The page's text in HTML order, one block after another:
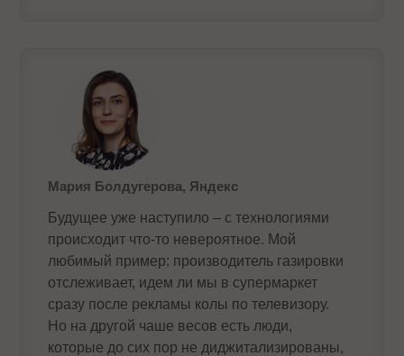
Мария Болдугерова, Яндекс
Будущее уже наступило – с технологиями
происходит что-то невероятное. Мой
любимый пример: производитель газировки
отслеживает, идем ли мы в супермаркет
сразу после рекламы колы по телевизору.
Но на другой чаше весов есть люди,
которые до сих пор не диджитализированы,